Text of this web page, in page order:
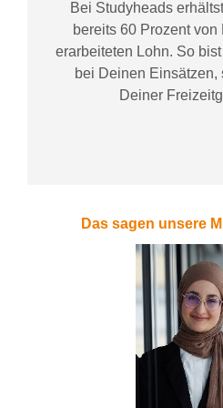
Bei Studyheads
bereits 60 Prozent von
erarbeiteten Lohn. So
bei Deinen Einsätzen,
Deiner
Das sagen unsere